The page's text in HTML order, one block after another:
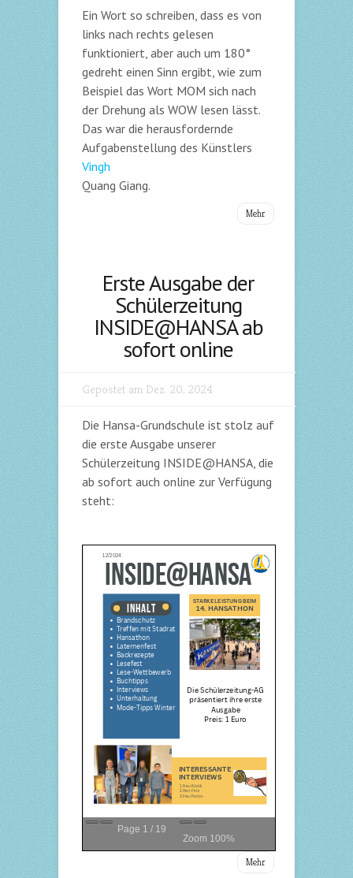
Ein Wort so schreiben, dass es von
links nach rechts gelesen
funktioniert, aber auch um 180°
gedreht einen Sinn ergibt, wie zum
Beispiel das Wort MOM sich nach
der Drehung als WOW lesen lässt.
Das war die herausfordernde
Aufgabenstellung des Künstlers
Vingh
Quang Giang.
Mehr
Erste Ausgabe der
Schülerzeitung
INSIDE@HANSA ab
sofort online
Gepostet am Dez. 20, 2024
Die Hansa-Grundschule ist stolz auf
die erste Ausgabe unserer
Schülerzeitung INSIDE@HANSA, die
ab sofort auch online zur Verfügung
steht:
Page 1 / 19
Zoom 100%
Mehr